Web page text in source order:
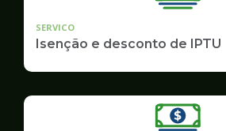
SERVICO
Isenção e desconto de IPTU